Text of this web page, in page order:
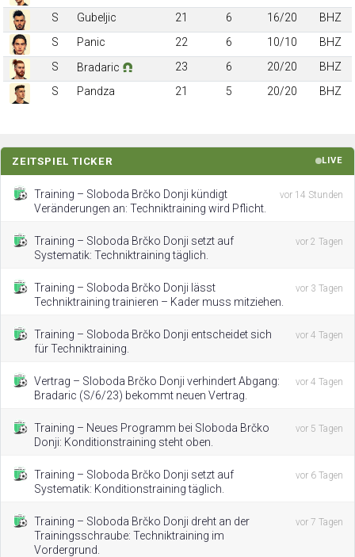
S
Gubeljic 21 6 16/20
BHZ
S
Panic 22 6 10/10
BHZ
S
Bradaric 23 6 20/20
BHZ
S
Pandza 21 5 20/20 BHZ
ZEITSPIEL TICKER LIVE
Training – Sloboda Brčko Donji kündigt
Veränderungen an: Techniktraining wird Pflicht.
vor 14 Stunden
Training – Sloboda Brčko Donji setzt auf
Systematik: Techniktraining täglich.
vor 2 Tagen
Training – Sloboda Brčko Donji lässt
Techniktraining trainieren – Kader muss mitziehen.
vor 3 Tagen
Training – Sloboda Brčko Donji entscheidet sich
für Techniktraining.
vor 4 Tagen
Vertrag – Sloboda Brčko Donji verhindert Abgang:
Bradaric (S/6/23) bekommt neuen Vertrag.
vor 4 Tagen
Training – Neues Programm bei Sloboda Brčko
Donji: Konditionstraining steht oben.
vor 5 Tagen
Training – Sloboda Brčko Donji setzt auf
Systematik: Konditionstraining täglich.
vor 6 Tagen
Training – Sloboda Brčko Donji dreht an der
Trainingsschraube: Techniktraining im
Vordergrund.
vor 7 Tagen